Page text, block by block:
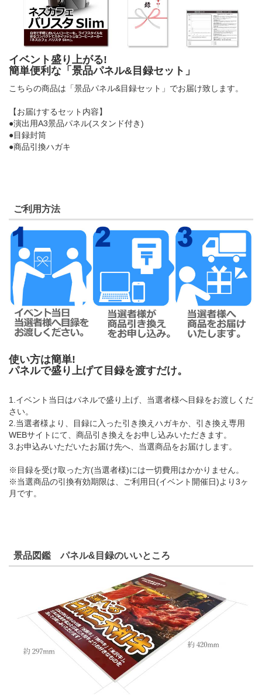
イベント盛り上がる!
簡単便利な「景品パネル&目録セット」
こちらの商品は「景品パネル&目録セット」でお届け致します。
【お届けするセット内容】
●演出用A3景品パネル(スタンド付き)
●目録封筒
●商品引換ハガキ
ご利用方法
使い方は簡単!
パネルで盛り上げて目録を渡すだけ。
1.イベント当日はパネルで盛り上げ、当選者様へ目録をお渡しくだ
さい。
2.当選者様より、目録に入った引き換えハガキか、引き換え専用
WEBサイトにて、商品引き換えをお申し込みいただきます。
3.お申込みいただいたお届け先へ、当選商品をお届けします。
※目録を受け取った方(当選者様)には一切費用はかかりません。
※当選商品の引換有効期限は、ご利用日(イベント開催日)より3ヶ
月です。
景品図鑑 パネル&目録のいいところ